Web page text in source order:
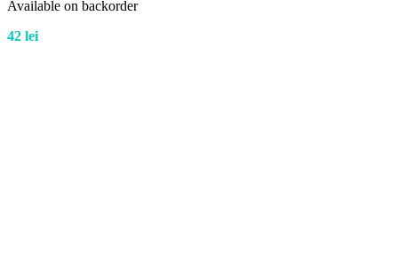
Available on backorder
42 lei